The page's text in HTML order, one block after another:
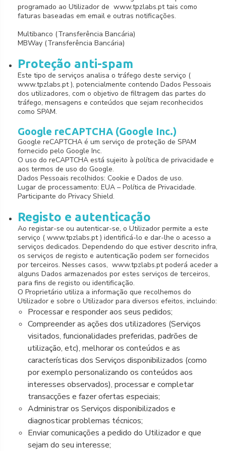
programado ao Utilizador de www.tpzlabs.pt tais como
faturas baseadas em email e outras notificações.
Multibanco (Transferência Bancária)
MBWay (Transferência Bancária)
Proteção anti-spam
Este tipo de serviços analisa o tráfego deste serviço (
www.tpzlabs.pt ), potencialmente contendo Dados Pessoais
dos utilizadores, com o objetivo de filtragem das partes do
tráfego, mensagens e conteúdos que sejam reconhecidos
como SPAM.
Google reCAPTCHA (Google Inc.)
Google reCAPTCHA é um serviço de proteção de SPAM
fornecido pelo Google Inc.
O uso do reCAPTCHA está sujeito à política de privacidade e
aos termos de uso do Google.
Dados Pessoais recolhidos: Cookie e Dados de uso.
Lugar de processamento: EUA – Política de Privacidade.
Participante do Privacy Shield.
Registo e autenticação
Ao registar-se ou autenticar-se, o Utilizador permite a este
serviço ( www.tpzlabs.pt ) identificá-lo e dar-lhe o acesso a
serviços dedicados. Dependendo do que estiver descrito infra,
os serviços de registo e autenticação podem ser fornecidos
por terceiros. Nesses casos, www.tpzlabs.pt poderá aceder a
alguns Dados armazenados por estes serviços de terceiros,
para fins de registo ou identificação.
O Proprietário utiliza a informação que recolhemos do
Utilizador e sobre o Utilizador para diversos efeitos, incluindo:
Processar e responder aos seus pedidos;
Compreender as ações dos utilizadores (Serviços
visitados, funcionalidades preferidas, padrões de
utilização, etc), melhorar os conteúdos e as
características dos Serviços disponibilizados (como
por exemplo personalizando os conteúdos aos
interesses observados), processar e completar
transacções e fazer ofertas especiais;
Administrar os Serviços disponibilizados e
diagnosticar problemas técnicos;
Enviar comunicações a pedido do Utilizador e que
sejam do seu interesse;